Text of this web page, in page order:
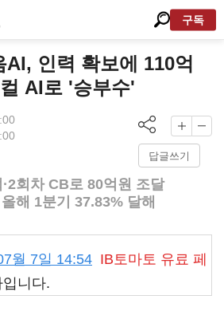
구독
인력 확보에 110억
AI로 '승부수'
답글쓰기
회차 CB로 80억원 조달
해 1분기 37.83% 달해
월 7일 14:54 IB토마토 유료 페
니다.